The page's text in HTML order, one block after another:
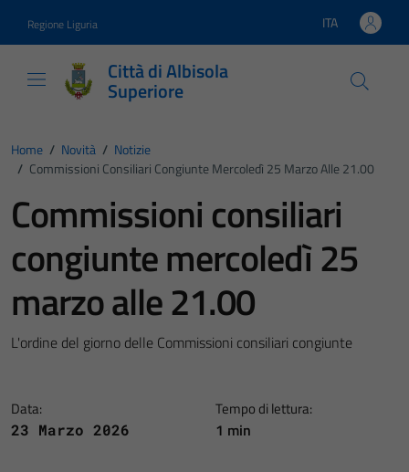
Regione Liguria Lingua attiva:
ITA
Città di Albisola
Superiore
Home / Novità / Notizie
/ Commissioni Consiliari Congiunte Mercoledì 25 Marzo Alle 21.00
Commissioni consiliari
congiunte mercoledì 25
marzo alle 21.00
L'ordine del giorno delle Commissioni consiliari congiunte
Data:
23 Marzo 2026
Tempo di lettura:
1 min